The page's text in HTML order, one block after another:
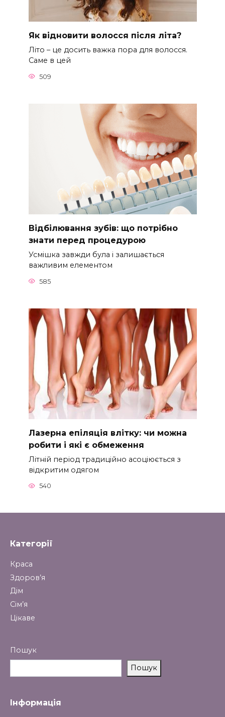
Як відновити волосся після літа?
Літо – це досить важка пора для волосся.
Саме в цей
509
Відбілювання зубів: що потрібно
знати перед процедурою
Усмішка завжди була і залишається
важливим елементом
585
Лазерна епіляція влітку: чи можна
робити і які є обмеження
Літній період традиційно асоціюється з
відкритим одягом
540
Категорії
Краса
Здоров’я
Дім
Сім’я
Цікаве
Пошук
Пошук
Інформація